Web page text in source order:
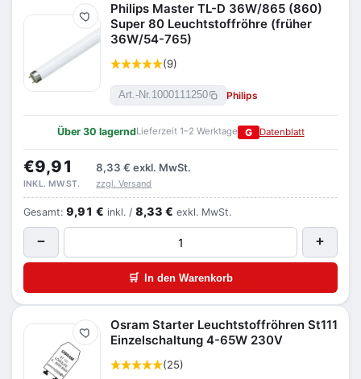
Merken
Philips Master TL-D 36W/865 (860)
Super 80 Leuchtstoffröhre (früher
36W/54-765)
(9)
Art.-Nr.1000111250 Philips
Über 30 lagerndLieferzeit 1–2 Werktage G Datenblatt
€9,91 8,33 € exkl. MwSt.
INKL. MWST. zzgl. Versand
Gesamt: 9,91 € inkl. / 8,33 € exkl. MwSt.
− +
🛒 In den Warenkorb
Merken
Osram Starter Leuchtstoffröhren St111
Einzelschaltung 4-65W 230V
(25)